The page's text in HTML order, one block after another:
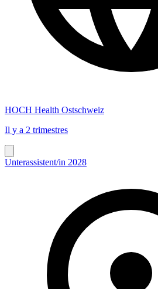
HOCH Health Ostschweiz
Il y a 2 trimestres
Unterassistent/in 2028